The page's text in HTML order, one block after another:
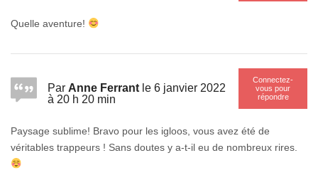
Quelle aventure!
Par Anne Ferrant le 6 janvier 2022
à 20 h 20 min
Connectez-
vous pour
répondre
Paysage sublime! Bravo pour les igloos, vous avez été de
véritables trappeurs ! Sans doutes y a-t-il eu de nombreux rires.